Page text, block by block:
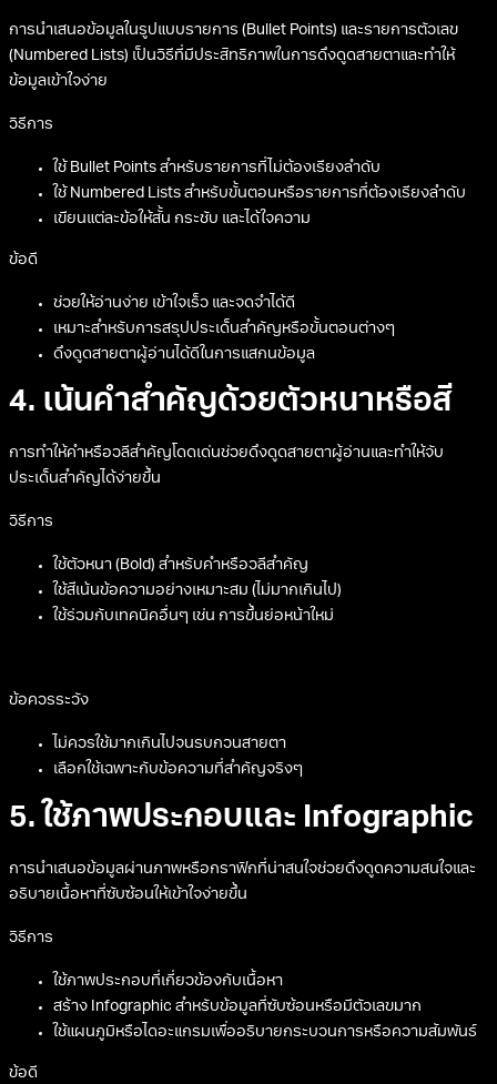
การนำเสนอข้อมูลในรูปแบบรายการ (Bullet Points) และรายการตัวเลข
(Numbered Lists) เป็นวิธีที่มีประสิทธิภาพในการดึงดูดสายตาและทำให้
ข้อมูลเข้าใจง่าย
วิธีการ
ใช้ Bullet Points สำหรับรายการที่ไม่ต้องเรียงลำดับ
ใช้ Numbered Lists สำหรับขั้นตอนหรือรายการที่ต้องเรียงลำดับ
เขียนแต่ละข้อให้สั้น กระชับ และได้ใจความ
ข้อดี
ช่วยให้อ่านง่าย เข้าใจเร็ว และจดจำได้ดี
เหมาะสำหรับการสรุปประเด็นสำคัญหรือขั้นตอนต่างๆ
ดึงดูดสายตาผู้อ่านได้ดีในการแสกนข้อมูล
4. เน้นคำสำคัญด้วยตัวหนาหรือสี
การทำให้คำหรือวลีสำคัญโดดเด่นช่วยดึงดูดสายตาผู้อ่านและทำให้จับ
ประเด็นสำคัญได้ง่ายขึ้น
วิธีการ
ใช้ตัวหนา (Bold) สำหรับคำหรือวลีสำคัญ
ใช้สีเน้นข้อความอย่างเหมาะสม (ไม่มากเกินไป)
ใช้ร่วมกับเทคนิคอื่นๆ เช่น การขึ้นย่อหน้าใหม่
ข้อควรระวัง
ไม่ควรใช้มากเกินไปจนรบกวนสายตา
เลือกใช้เฉพาะกับข้อความที่สำคัญจริงๆ
5. ใช้ภาพประกอบและ Infographic
การนำเสนอข้อมูลผ่านภาพหรือกราฟิกที่น่าสนใจช่วยดึงดูดความสนใจและ
อธิบายเนื้อหาที่ซับซ้อนให้เข้าใจง่ายขึ้น
วิธีการ
ใช้ภาพประกอบที่เกี่ยวข้องกับเนื้อหา
สร้าง Infographic สำหรับข้อมูลที่ซับซ้อนหรือมีตัวเลขมาก
ใช้แผนภูมิหรือไดอะแกรมเพื่ออธิบายกระบวนการหรือความสัมพันธ์
ข้อดี